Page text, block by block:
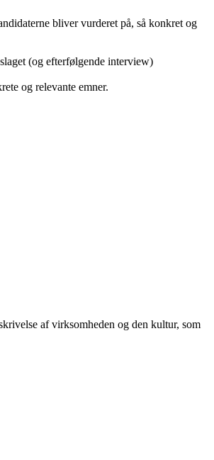
bliver vurderet på, så konkret og
(og efterfølgende interview)
og relevante emner.
af virksomheden og den kultur, som